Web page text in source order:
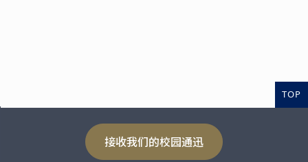
TOP
接收我们的校园通迅